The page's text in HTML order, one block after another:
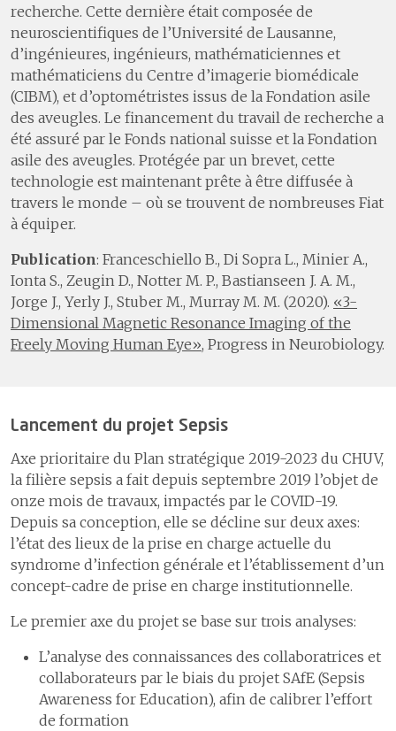
recherche. Cette dernière était composée de
neuroscientifiques de l’Université de Lausanne,
d’ingénieures, ingénieurs, mathématiciennes et
mathématiciens du Centre d’imagerie biomédicale
(CIBM), et d’optométristes issus de la Fondation asile
des aveugles. Le financement du travail de recherche a
été assuré par le Fonds national suisse et la Fondation
asile des aveugles. Protégée par un brevet, cette
technologie est maintenant prête à être diffusée à
travers le monde – où se trouvent de nombreuses Fiat
à équiper.
Publication: Franceschiello B., Di Sopra L., Minier A.,
Ionta S., Zeugin D., Notter M. P., Bastianseen J. A. M.,
Jorge J., Yerly J., Stuber M., Murray M. M. (2020). «3-
Dimensional Magnetic Resonance Imaging of the
Freely Moving Human Eye», Progress in Neurobiology.
Lancement du projet Sepsis
Axe prioritaire du Plan stratégique 2019-2023 du CHUV,
la filière sepsis a fait depuis septembre 2019 l’objet de
onze mois de travaux, impactés par le COVID-19.
Depuis sa conception, elle se décline sur deux axes:
l’état des lieux de la prise en charge actuelle du
syndrome d’infection générale et l’établissement d’un
concept-cadre de prise en charge institutionnelle.
Le premier axe du projet se base sur trois analyses:
L’analyse des connaissances des collaboratrices et
collaborateurs par le biais du projet SAfE (Sepsis
Awareness for Education), afin de calibrer l’effort
de formation